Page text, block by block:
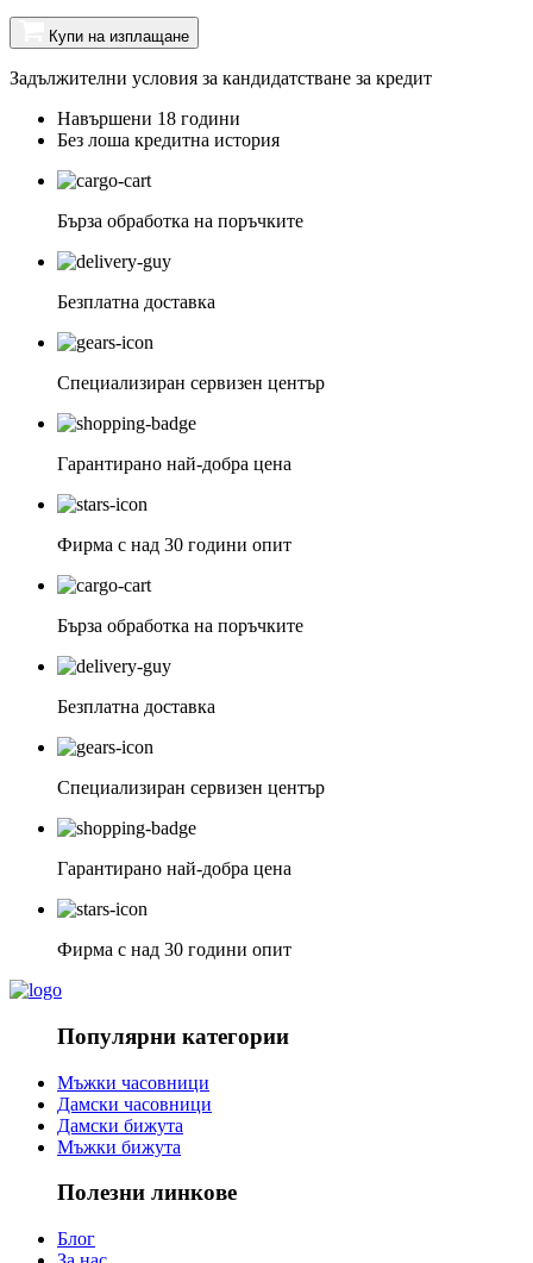
Купи на изплащане
Задължителни условия за кандидатстване за кредит
Навършени 18 години
Без лоша кредитна история
Бърза обработка на поръчките
Безплатна доставка
Специализиран сервизен център
Гарантирано най-добра цена
Фирма с над 30 години опит
Бърза обработка на поръчките
Безплатна доставка
Специализиран сервизен център
Гарантирано най-добра цена
Фирма с над 30 години опит
Популярни категории
Мъжки часовници
Дамски часовници
Дамски бижута
Мъжки бижута
Полезни линкове
Блог